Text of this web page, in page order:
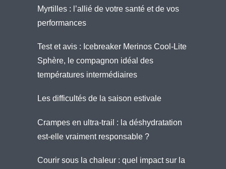
Myrtilles : l’allié de votre santé et de vos
performances
Test et avis : Icebreaker Merinos Cool-Lite
Sphère, le compagnon idéal des
températures intermédiaires
Les difficultés de la saison estivale
Crampes en ultra-trail : la déshydratation
est-elle vraiment responsable ?
Courir sous la chaleur : quel impact sur la